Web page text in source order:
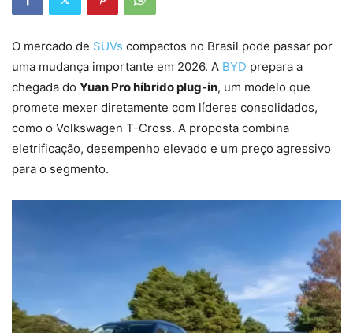
O mercado de SUVs compactos no Brasil pode passar por
uma mudança importante em 2026. A BYD prepara a
chegada do Yuan Pro híbrido plug-in, um modelo que
promete mexer diretamente com líderes consolidados,
como o Volkswagen T-Cross. A proposta combina
eletrificação, desempenho elevado e um preço agressivo
para o segmento.